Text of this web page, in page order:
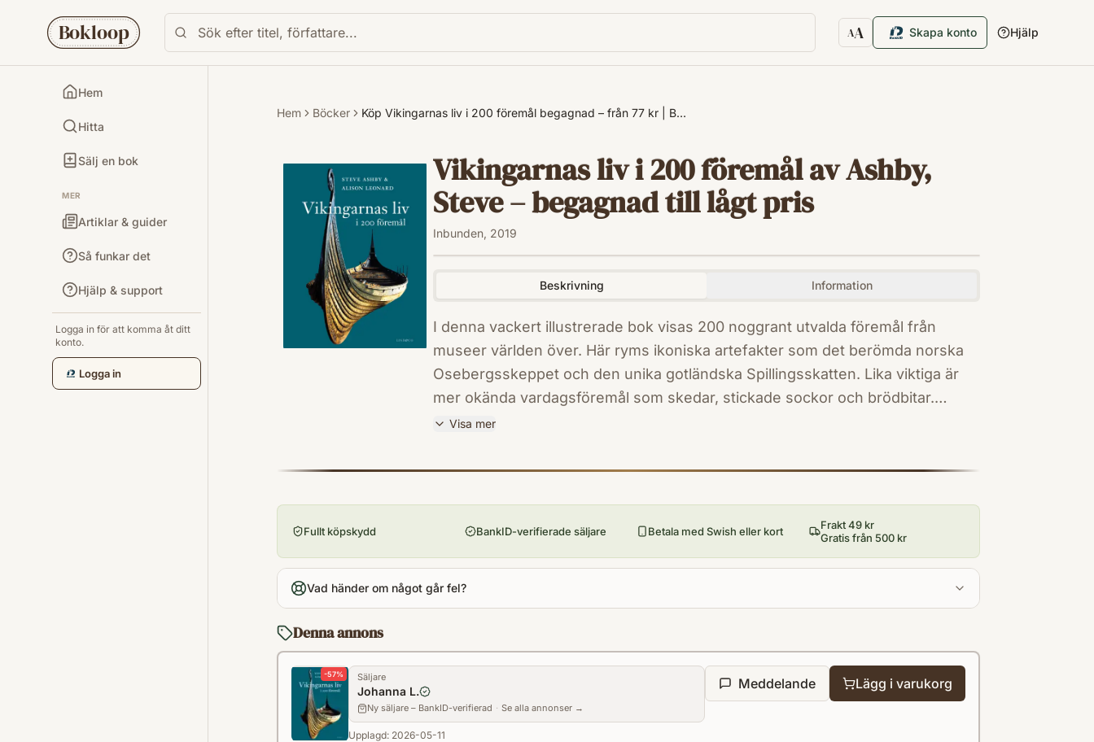
Bokloop AA
Textstorlek
Skapa konto Hjälp
Hem
Hitta
Sälj en bok
MER
Artiklar & guider
Så funkar det
Hjälp & support
Logga in för att komma åt ditt
konto.
Logga in
Hem Böcker Köp Vikingarnas liv i 200 föremål begagnad – från 77 kr | B…
Vikingarnas liv i 200 föremål av Ashby,
Steve – begagnad till lågt pris
Inbunden, 2019
Beskrivning Information
I denna vackert illustrerade bok visas 200 noggrant utvalda föremål från
museer världen över. Här ryms ikoniska artefakter som det berömda norska
Osebergsskeppet och den unika gotländska Spillingsskatten. Lika viktiga är
mer okända vardagsföremål som skedar, stickade sockor och brödbitar.
Sammantaget ger boken en fascinerande inblick i livet under vikingatiden.
specialitet är relationerna mellan brittiska regioner och Skandinavien, före,
Visa mer
9789177797074
Utgivningsår
2019
Antal sidor
Format
Fullt köpskydd BankID-verifierade säljare Betala med Swish eller kort
Frakt 49 kr
Gratis från 500 kr
Vad händer om något går fel?
Denna annons
-57% Säljare
Johanna L.
Ny säljare – BankID-verifierad · Se alla annonser →
Upplagd: 2026-05-11
Meddelande Lägg i varukorg